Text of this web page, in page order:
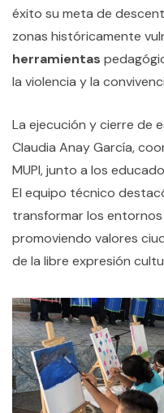
éxito su meta de
zonas históricamente
herramientas
la violencia y la
La ejecución y cierre de
Claudia Anay García,
MUPI, junto a los
El equipo técnico
transformar los
promoviendo valores
de la libre expresión